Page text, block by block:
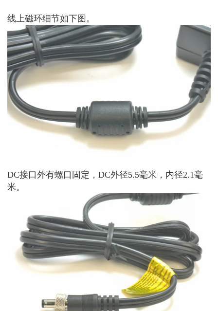
线上磁环细节如下图。
DC接口外有螺口固定，DC外径5.5毫米，内径2.1毫
米。